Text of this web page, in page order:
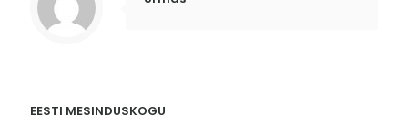
EESTI MESINDUSKOGU